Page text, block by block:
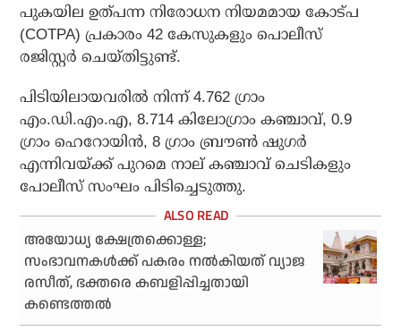
പുകയില ഉത്പന്ന നിരോധന നിയമമായ കോട്പ
(COTPA) പ്രകാരം 42 കേസുകളും പൊലീസ്
രജിസ്റ്റര്‍ ചെയ്തിട്ടുണ്ട്.
പിടിയിലായവരില്‍ നിന്ന് 4.762 ഗ്രാം
എം.ഡി.എം.എ, 8.714 കിലോഗ്രാം കഞ്ചാവ്, 0.9
ഗ്രാം ഹെറോയിന്‍, 8 ഗ്രാം ബ്രൗണ്‍ ഷുഗര്‍
എന്നിവയ്ക്ക് പുറമെ നാല് കഞ്ചാവ് ചെടികളും
പോലീസ് സംഘം പിടിച്ചെടുത്തു.
അയോധ്യ ക്ഷേത്രക്കൊള്ള;
സംഭാവനകള്‍ക്ക് പകരം നല്‍കിയത് വ്യാജ
രസീത്, ഭക്തരെ കബളിപ്പിച്ചതായി
കണ്ടെത്തല്‍